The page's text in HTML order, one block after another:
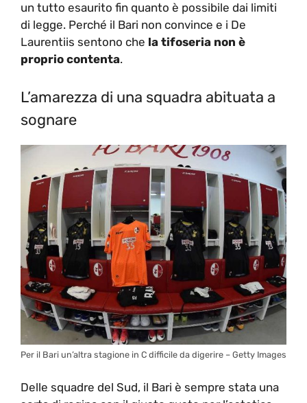
un tutto esaurito fin quanto è possibile dai limiti
di legge. Perché il Bari non convince e i De
Laurentiis sentono che la tifoseria non è
proprio contenta.
L’amarezza di una squadra abituata a
sognare
Per il Bari un’altra stagione in C difficile da digerire – Getty Images
Delle squadre del Sud, il Bari è sempre stata una